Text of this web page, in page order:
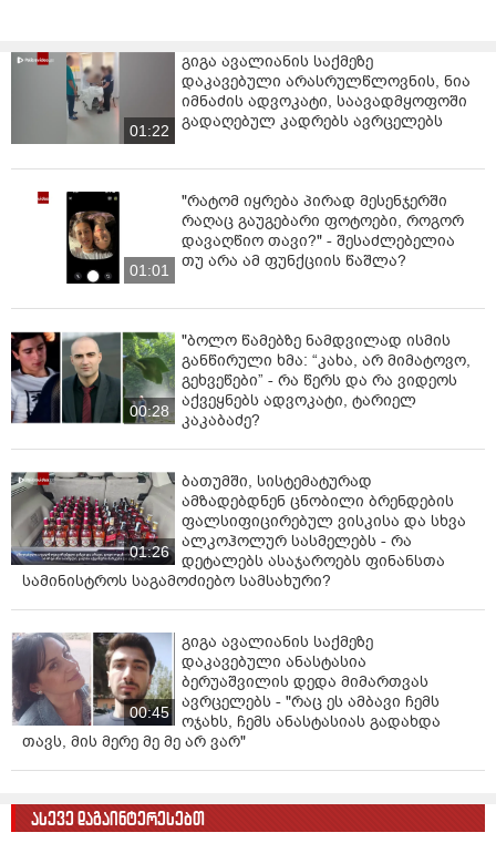
01:22
გიგა ავალიანის საქმეზე
დაკავებული არასრულწლოვნის, ნია
იმნაძის ადვოკატი, საავადმყოფოში
გადაღებულ კადრებს ავრცელებს
01:01
"რატომ იყრება პირად მესენჯერში
რაღაც გაუგებარი ფოტოები, როგორ
დავაღწიო თავი?" - შესაძლებელია
თუ არა ამ ფუნქციის წაშლა?
00:28
"ბოლო წამებზე ნამდვილად ისმის
განწირული ხმა: “კახა, არ მიმატოვო,
გეხვეწები” - რა წერს და რა ვიდეოს
აქვეყნებს ადვოკატი, ტარიელ
კაკაბაძე?
01:26
ბათუმში, სისტემატურად
ამზადებდნენ ცნობილი ბრენდების
ფალსიფიცირებულ ვისკისა და სხვა
ალკოჰოლურ სასმელებს - რა
დეტალებს ასაჯაროებს ფინანსთა
სამინისტროს საგამოძიებო სამსახური?
00:45
გიგა ავალიანის საქმეზე
დაკავებული ანასტასია
ბერუაშვილის დედა მიმართვას
ავრცელებს - "რაც ეს ამბავი ჩემს
ოჯახს, ჩემს ანასტასიას გადახდა
თავს, მის მერე მე მე არ ვარ"
ასევე დაგაინტერესებთ